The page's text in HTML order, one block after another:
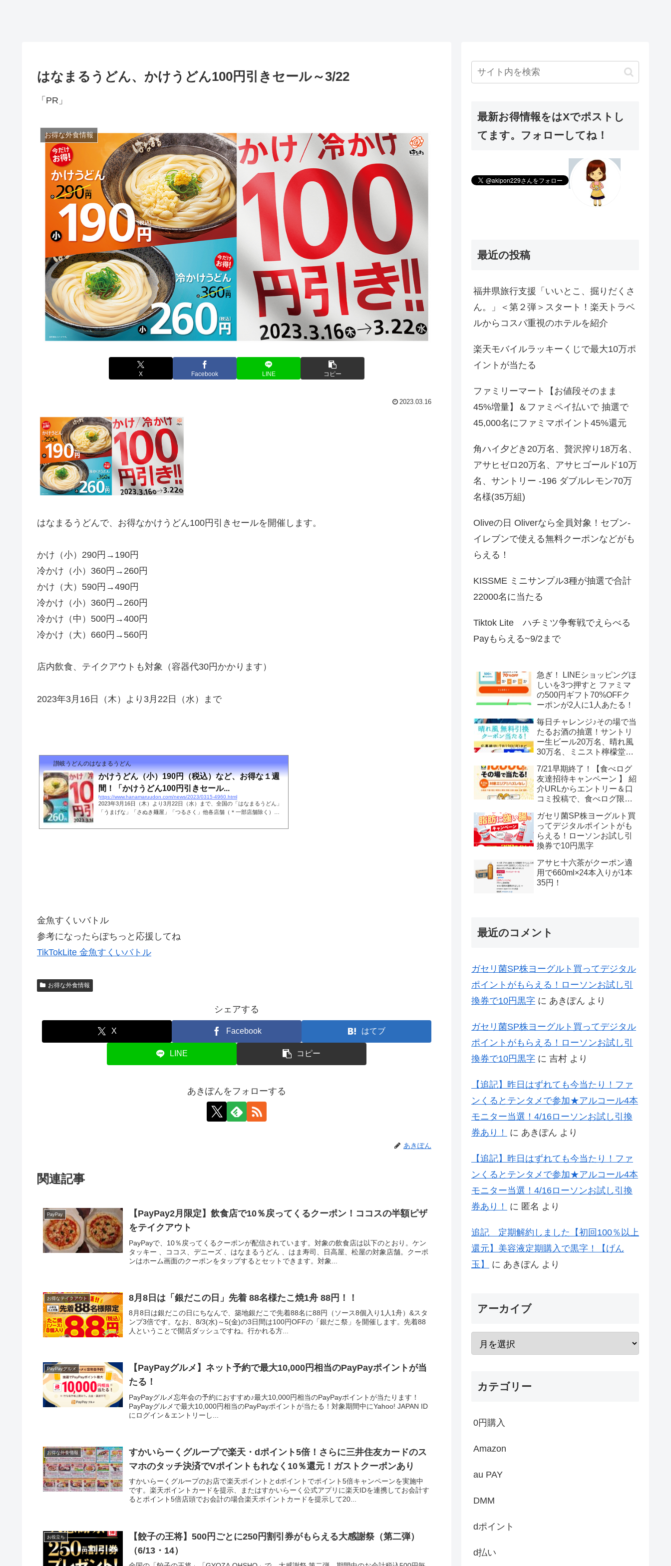
はなまるうどん、かけうどん100円引きセール～3/22
「PR」
お得な外食情報
X Facebook LINE コピー
2023.03.16
はなまるうどんで、お得なかけうどん100円引きセールを開催します。
かけ（小）290円→190円
冷かけ（小）360円→260円
かけ（大）590円→490円
冷かけ（小）360円→260円
冷かけ（中）500円→400円
冷かけ（大）660円→560円
店内飲食、テイクアウトも対象（容器代30円かかります）
2023年3月16日（木）より3月22日（水）まで
讃岐うどんのはなまるうどん
かけうどん（小）190円（税込）など、お得な１週
間！「かけうどん100円引きセール...
https://www.hanamaruudon.com/news/2023/0315-4960.html
2023年3月16日（木）より3月22日（水）まで、全国の「はなまるうどん」
「うまげな」「さぬき麺屋」「つるさく」他各店舗（＊一部店舗除く）に
金魚すくいバトル
参考になったらぽちっと応援してね
TikTokLite 金魚すくいバトル
お得な外食情報
シェアする
X Facebook はてブ
LINE コピー
あきぽんをフォローする
あきぽん
関連記事
PayPay
【PayPay2月限定】飲食店で10％戻ってくるクーポン！ココスの半額ピザ
をテイクアウト
PayPayで、10％戻ってくるクーポンが配信されています。対象の飲食店は以下のとおり。ケン
タッキー 、ココス、デニーズ 、はなまるうどん 、はま寿司、日高屋、松屋の対象店舗。クーポ
ンはホーム画面のクーポンをタップするとセットできます。対象...
お得なテイクアウト 8月8日は「銀だこの日」先着 88名様たこ焼1舟 88円！！
8月8日は銀だこの日にちなんで、築地銀だこで先着88名に88円（ソース8個入り1人1舟）&スタ
ンプ3倍です。なお、8/3(水)～5(金)の3日間は100円OFFの「銀だこ祭」を開催します。先着88
人ということで開店ダッシュですね。行かれる方...
PayPayグルメ
【PayPayグルメ】ネット予約で最大10,000円相当のPayPayポイントが当
たる！
PayPayグルメ忘年会の予約におすすめ♪最大10,000円相当のPayPayポイントが当たります！
PayPayグルメで最大10,000円相当のPayPayポイントが当たる！対象期間中にYahoo! JAPAN ID
にログイン＆エントリーし...
お得な外食情報
すかいらーくグループで楽天・dポイント5倍！さらに三井住友カードのス
マホのタッチ決済でVポイントもれなく10％還元！ガストクーポンあり
すかいらーくグループのお店で楽天ポイントとdポイントでポイント5倍キャンペーンを実施中
です。楽天ポイントカードを提示、またはすかいらーく公式アプリに楽天IDを連携してお会計す
るとポイント5倍店頭でお会計の場合楽天ポイントカードを提示して20...
お役立ち
【餃子の王将】500円ごとに250円割引券がもらえる大感謝祭（第二弾）
（6/13・14）
最新お得情報をはXでポストし
てます。フォローしてね！
最近の投稿
福井県旅行支援「いいとこ、掘りだくさ
ん。」＜第２弾＞スタート！楽天トラベ
ルからコスパ重視のホテルを紹介
楽天モバイルラッキーくじで最大10万ポ
イントが当たる
ファミリーマート【お値段そのまま
45%増量】＆ファミペイ払いで 抽選で
45,000名にファミマポイント45%還元
角ハイ夕どき20万名、贅沢搾り18万名、
アサヒゼロ20万名、アサヒゴールド10万
名、サントリー -196 ダブルレモン70万
名様(35万組)
Oliveの日 Oliverなら全員対象！セブン‐
イレブンで使える無料クーポンなどがも
らえる！
KISSME ミニサンプル3種が抽選で合計
22000名に当たる
Tiktok Lite ハチミツ争奪戦でえらべる
Payもらえる~9/2まで
急ぎ！ LINEショッピングほ
しいを3つ押すと ファミマ
の500円ギフト70%OFFク
ーポンが2人に1人あたる！
毎日チャレンジ♪その場で当
たるお酒の抽選！サントリ
ー生ビール20万名、晴れ風
30万名、ミニスト檸檬堂2
ボール12.3万名
7/21早期終了！【食べログ
友達招待キャンペーン 】 紹
介URLからエントリー＆口
コミ投稿で、食べログ限定
トがもらえる
ガセリ菌SP株ヨーグルト買
ってデジタルポイントがも
らえる！ローソンお試し引
換券で10円黒字
アサヒ十六茶がクーポン適
用で660ml×24本入りが1本
35円！
最近のコメント
ガセリ菌SP株ヨーグルト買ってデジタル
ポイントがもらえる！ローソンお試し引
換券で10円黒字 に あきぽん より
ガセリ菌SP株ヨーグルト買ってデジタル
ポイントがもらえる！ローソンお試し引
換券で10円黒字 に 吉村 より
【追記】昨日はずれても今当たり！ファ
ンくるとテンタメで参加★アルコール4本
モニター当選！4/16ローソンお試し引換
券あり！
に あきぽん より
【追記】昨日はずれても今当たり！ファ
ンくるとテンタメで参加★アルコール4本
モニター当選！4/16ローソンお試し引換
券あり！
に 匿名 より
追記 定期解約しました【初回100％以上
還元】美容液定期購入で黒字！【げん
玉】
に あきぽん より
アーカイブ
カテゴリー
0円購入
Amazon
au PAY
DMM
dポイント
d払い